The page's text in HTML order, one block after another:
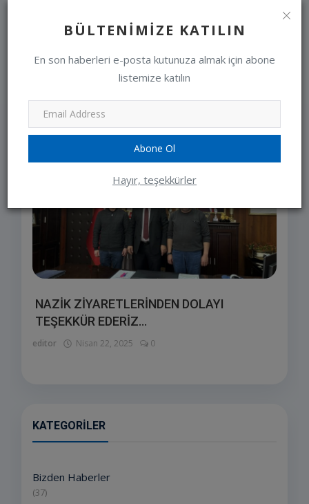
BÜLTENIMIZE KATILIN
En son haberleri e-posta kutunuza almak için abone
listemize katılın
Abone Ol
Hayır, teşekkürler
editor Jan 10, 2024 0
NAZİK ZİYARETLERİNDEN DOLAYI
TEŞEKKÜR EDERİZ...
editor Nisan 22, 2025 0
KATEGORILER
Bizden Haberler
(37)